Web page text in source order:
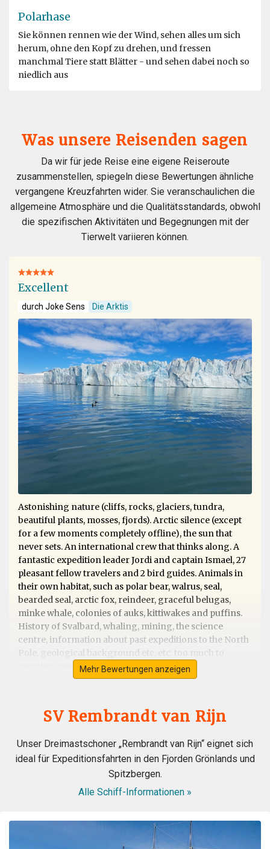
Polarhase
Sie können rennen wie der Wind, sehen alles um sich
herum, ohne den Kopf zu drehen, und fressen
manchmal Tiere statt Blätter - und sehen dabei noch so
niedlich aus
Was unsere Reisenden sagen
Da wir für jede Reise eine eigene Reiseroute
zusammenstellen, spiegeln diese Bewertungen ähnliche
vergangene Kreuzfahrten wider. Sie veranschaulichen die
allgemeine Atmosphäre und die Qualitätsstandards, obwohl
die spezifischen Aktivitäten und Begegnungen mit der
Tierwelt variieren können.
Excellent
durch Joke Sens Die Arktis
Astonishing nature (cliffs, rocks, glaciers, tundra,
beautiful plants, mosses, fjords). Arctic silence (except
for a few moments completely offline), the sun that
never sets. An international crew that thinks along. A
fantastic expedition leader Jordi and captain Ismael, 27
pleasant fellow travelers and 2 bird guides. Animals in
their own habitat, such as polar bear, walrus, seal,
bearded seal, arctic fox, reindeer, graceful belugas,
minke whale, colonies of auks, kittiwakes and puffins.
History of Svalbard, whaling, mining, the science
centre, information about past expeditions to the North
Pole, geological background etc. etc. too much to
mention. Good food and good weather!
Outstanding trip/guides/ship/wildlife
durch sue cobley Die Arktis
A for us once in a lifetime trip to Svalbard. We picked the
Rembrandt as we wanted a small boat
experience,rather than luxery and wildlife and outdoor
exceeded expectations. The boat as described-yes
cabins are rather bijou but apart from sleeping
Mehr Bewertungen anzeigen
SV Rembrandt van Rijn
Unser Dreimastschoner „Rembrandt van Rijn“ eignet sich
ideal für Expeditionsfahrten in den Fjorden Grönlands und
Spitzbergen.
Alle Schiff-Informationen »